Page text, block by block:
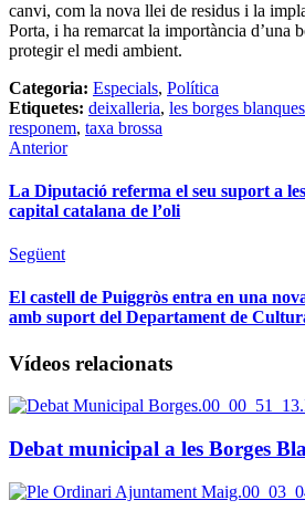
canvi, com la nova llei de residus i la
Porta, i ha remarcat la importància d’una
protegir el medi ambient.
Categoria: Especials, Política
Etiquetes: deixalleria, les borges blanques
responem, taxa brossa
Anterior
La Diputació referma el seu suport a
capital catalana de l’oli
Següent
El castell de Puiggròs entra en una
amb suport del Departament de
Vídeos relacionats
Debat municipal a les Borges